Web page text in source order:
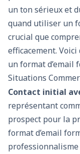
un ton sérieux et
quand utiliser un
crucial que
efficacement.
un format d’email
Situations
Contact initial
représentant
prospect pour la
format d’email